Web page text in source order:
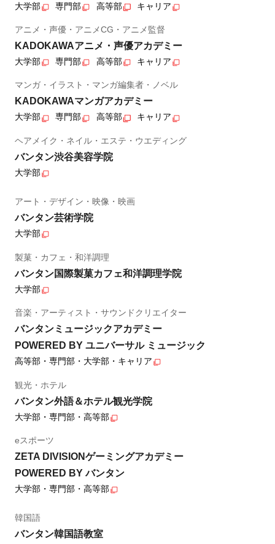
大学部 専門部 高等部 キャリア
アニメ・声優・アニメCG・アニメ監督
KADOKAWAアニメ・声優アカデミー
大学部 専門部 高等部 キャリア
マンガ・イラスト・マンガ編集者・ノベル
KADOKAWAマンガアカデミー
大学部 専門部 高等部 キャリア
ヘアメイク・ネイル・エステ・ウエディング
バンタン渋谷美容学院
大学部
アート・デザイン・映像・映画
バンタン芸術学院
大学部
製菓・カフェ・和洋調理
バンタン国際製菓カフェ和洋調理学院
大学部
音楽・アーティスト・サウンドクリエイター
バンタンミュージックアカデミー
POWERED BY ユニバーサル ミュージック
高等部・専門部・大学部・キャリア
観光・ホテル
バンタン外語＆ホテル観光学院
大学部・専門部・高等部
eスポーツ
ZETA DIVISIONゲーミングアカデミー
POWERED BY バンタン
大学部・専門部・高等部
韓国語
バンタン韓国語教室